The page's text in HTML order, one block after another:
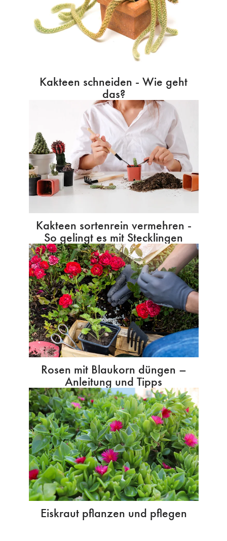
Kakteen schneiden - Wie geht
das?
Kakteen sortenrein vermehren -
So gelingt es mit Stecklingen
Rosen mit Blaukorn düngen –
Anleitung und Tipps
Eiskraut pflanzen und pflegen